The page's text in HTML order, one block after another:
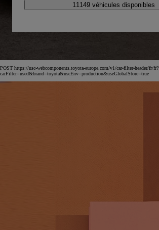
11149 véhicules disponibles
POST https://usc-webcomponents.toyota-europe.com/v1/car-filter-header/fr/fr?
carFilter=used&brand=toyota&uscEnv=production&useGlobalStore=true